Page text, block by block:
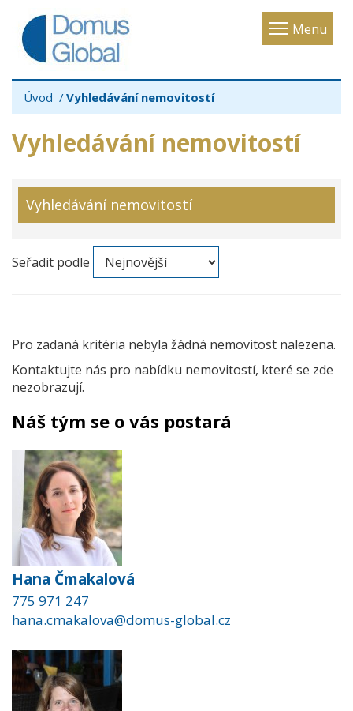
Menu
Toggle
Úvod Vyhledávání nemovitostí
Vyhledávání nemovitostí
Vyhledávání nemovitostí
Seřadit podle
Pro zadaná kritéria nebyla žádná nemovitost nalezena.
Kontaktujte nás pro nabídku nemovitostí, které se zde
nezobrazují.
Náš tým se o vás postará
Hana Čmakalová
775 971 247
hana.cmakalova@domus-global.cz